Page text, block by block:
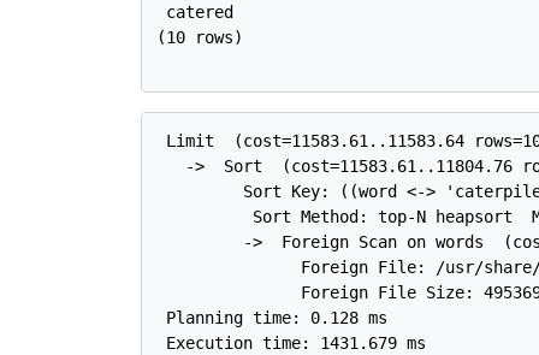
catered
(10 rows)
Limit  (cost=11583.61..11583.64
->  Sort  (cost=11583.61..11804.76
Sort Key: ((word <->
Sort Method: top-N heapsort
->  Foreign Scan on words
Foreign File: /usr/
Foreign File Size:
Planning time: 0.128 ms
Execution time: 1431.679 ms